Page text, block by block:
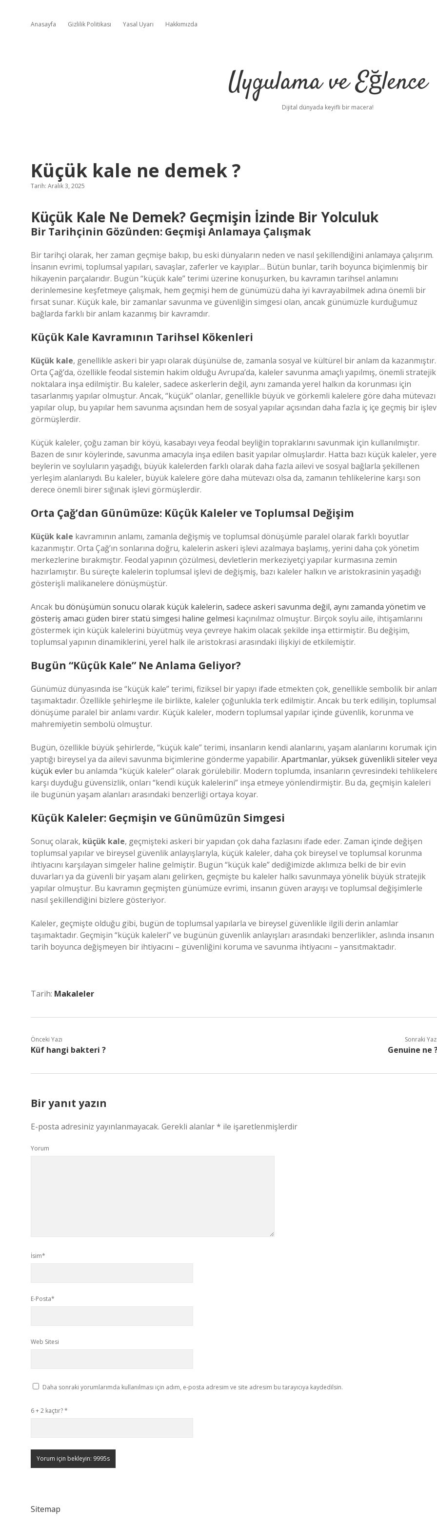
Anasayfa Gizlilik Politikası Yasal Uyarı Hakkımızda
Uygulama ve Eğlence
Dijital dünyada keyifli bir macera!
Küçük kale ne demek ?
Tarih: Aralık 3, 2025
Küçük Kale Ne Demek? Geçmişin İzinde Bir Yolculuk
Bir Tarihçinin Gözünden: Geçmişi Anlamaya Çalışmak
Bir tarihçi olarak, her zaman geçmişe bakıp, bu eski dünyaların neden ve nasıl şekillendiğini anlamaya çalışırım.
İnsanın evrimi, toplumsal yapıları, savaşlar, zaferler ve kayıplar… Bütün bunlar, tarih boyunca biçimlenmiş bir
hikayenin parçalarıdır. Bugün “küçük kale” terimi üzerine konuşurken, bu kavramın tarihsel anlamını
derinlemesine keşfetmeye çalışmak, hem geçmişi hem de günümüzü daha iyi kavrayabilmek adına önemli bir
fırsat sunar. Küçük kale, bir zamanlar savunma ve güvenliğin simgesi olan, ancak günümüzle kurduğumuz
bağlarda farklı bir anlam kazanmış bir kavramdır.
Küçük Kale Kavramının Tarihsel Kökenleri
Küçük kale, genellikle askeri bir yapı olarak düşünülse de, zamanla sosyal ve kültürel bir anlam da kazanmıştır.
Orta Çağ’da, özellikle feodal sistemin hakim olduğu Avrupa’da, kaleler savunma amaçlı yapılmış, önemli stratejik
noktalara inşa edilmiştir. Bu kaleler, sadece askerlerin değil, aynı zamanda yerel halkın da korunması için
tasarlanmış yapılar olmuştur. Ancak, “küçük” olanlar, genellikle büyük ve görkemli kalelere göre daha mütevazı
yapılar olup, bu yapılar hem savunma açısından hem de sosyal yapılar açısından daha fazla iç içe geçmiş bir işlev
görmüşlerdir.
Küçük kaleler, çoğu zaman bir köyü, kasabayı veya feodal beyliğin topraklarını savunmak için kullanılmıştır.
Bazen de sınır köylerinde, savunma amacıyla inşa edilen basit yapılar olmuşlardır. Hatta bazı küçük kaleler,
beylerin ve soyluların yaşadığı, büyük kalelerden farklı olarak daha fazla ailevi ve sosyal bağlarla şekillenen
yerleşim alanlarıydı. Bu kaleler, büyük kalelere göre daha mütevazı olsa da, zamanın tehlikelerine karşı son
derece önemli birer sığınak işlevi görmüşlerdir.
Orta Çağ’dan Günümüze: Küçük Kaleler ve Toplumsal Değişim
Küçük kale kavramının anlamı, zamanla değişmiş ve toplumsal dönüşümle paralel olarak farklı boyutlar
kazanmıştır. Orta Çağ’ın sonlarına doğru, kalelerin askeri işlevi azalmaya başlamış, yerini daha çok yönetim
merkezlerine bırakmıştır. Feodal yapının çözülmesi, devletlerin merkeziyetçi yapılar kurmasına zemin
hazırlamıştır. Bu süreçte kalelerin toplumsal işlevi de değişmiş, bazı kaleler halkın ve aristokrasinin yaşadığı
gösterişli malikanelere dönüşmüştür.
Ancak bu dönüşümün sonucu olarak küçük kalelerin, sadece askeri savunma değil, aynı zamanda yönetim ve
gösteriş amacı güden birer statü simgesi haline gelmesi kaçınılmaz olmuştur. Birçok soylu aile, ihtişamlarını
göstermek için küçük kalelerini büyütmüş veya çevreye hakim olacak şekilde inşa ettirmiştir. Bu değişim,
toplumsal yapının dinamiklerini, yerel halk ile aristokrasi arasındaki ilişkiyi de etkilemiştir.
Bugün “Küçük Kale” Ne Anlama Geliyor?
Günümüz dünyasında ise “küçük kale” terimi, fiziksel bir yapıyı ifade etmekten çok, genellikle sembolik bir
taşımaktadır. Özellikle şehirleşme ile birlikte, kaleler çoğunlukla terk edilmiştir. Ancak bu terk edilişin, toplumsal
dönüşüme paralel bir anlamı vardır. Küçük kaleler, modern toplumsal yapılar içinde güvenlik, korunma ve
mahremiyetin sembolü olmuştur.
Bugün, özellikle büyük şehirlerde, “küçük kale” terimi, insanların kendi alanlarını, yaşam alanlarını korumak için
yaptığı bireysel ya da ailevi savunma biçimlerine gönderme yapabilir. Apartmanlar, yüksek güvenlikli siteler
küçük evler bu anlamda “küçük kaleler” olarak görülebilir. Modern toplumda, insanların çevresindeki
karşı duyduğu güvensizlik, onları “kendi küçük kalelerini” inşa etmeye yönlendirmiştir. Bu da, geçmişin kaleleri
ile bugünün yaşam alanları arasındaki benzerliği ortaya koyar.
Küçük Kaleler: Geçmişin ve Günümüzün Simgesi
Sonuç olarak, küçük kale, geçmişteki askeri bir yapıdan çok daha fazlasını ifade eder. Zaman içinde değişen
toplumsal yapılar ve bireysel güvenlik anlayışlarıyla, küçük kaleler, daha çok bireysel ve toplumsal korunma
ihtiyacını karşılayan simgeler haline gelmiştir. Bugün “küçük kale” dediğimizde aklımıza belki de bir evin
duvarları ya da güvenli bir yaşam alanı gelirken, geçmişte bu kaleler halkı savunmaya yönelik büyük stratejik
yapılar olmuştur. Bu kavramın geçmişten günümüze evrimi, insanın güven arayışı ve toplumsal değişimlerle
nasıl şekillendiğini bizlere gösteriyor.
Kaleler, geçmişte olduğu gibi, bugün de toplumsal yapılarla ve bireysel güvenlikle ilgili derin anlamlar
taşımaktadır. Geçmişin “küçük kaleleri” ve bugünün güvenlik anlayışları arasındaki benzerlikler, aslında insanın
tarih boyunca değişmeyen bir ihtiyacını – güvenliğini koruma ve savunma ihtiyacını – yansıtmaktadır.
Tarih: Makaleler
Önceki Yazı
Küf hangi bakteri ?
Sonraki
Genuine ne
Bir yanıt yazın
E-posta adresiniz yayınlanmayacak. Gerekli alanlar* ile işaretlenmişlerdir
Yorum
İsim*
E-Posta*
Web Sitesi
Daha sonraki yorumlarımda kullanılması için adım, e-posta adresim ve site adresim bu tarayıcıya kaydedilsin.
6 + 2 kaçtır?*
Sitemap